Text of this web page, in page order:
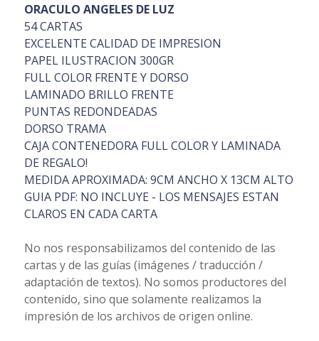
ORACULO ANGELES DE LUZ
54 CARTAS
EXCELENTE CALIDAD DE IMPRESION
PAPEL ILUSTRACION 300GR
FULL COLOR FRENTE Y DORSO
LAMINADO BRILLO FRENTE
PUNTAS REDONDEADAS
DORSO TRAMA
CAJA CONTENEDORA FULL COLOR Y LAMINADA
DE REGALO!
MEDIDA APROXIMADA: 9CM ANCHO X 13CM ALTO
GUIA PDF: NO INCLUYE - LOS MENSAJES ESTAN
CLAROS EN CADA CARTA
No nos responsabilizamos del contenido de las
cartas y de las guías (imágenes / traducción /
adaptación de textos). No somos productores del
contenido, sino que solamente realizamos la
impresión de los archivos de origen online.